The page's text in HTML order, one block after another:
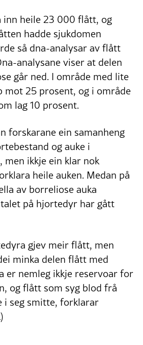
inn heile 23 000 flått, og
hadde sjukdomen
så dna-analysar av flått
analysane viser at delen
går ned. I område med lite
mot 25 prosent, og i område
lag 10 prosent.
forskarane ein samanheng
og auke i
ikkje ein klar nok
heile auken. Medan på
av borreliose auka
på hjortedyr har gått
gjev meir flått, men
minka delen flått med
er nemleg ikkje reservoar for
og flått som syg blod frå
i seg smitte, forklarar